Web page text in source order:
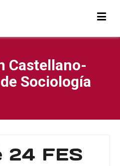
Castellano-
Sociología
24 FES